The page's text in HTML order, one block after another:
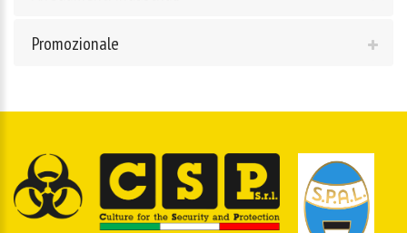
Promozionale